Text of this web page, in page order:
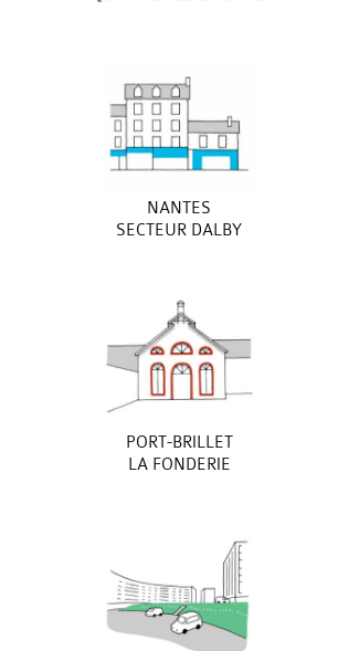
NANTES
SECTEUR DALBY
PORT-BRILLET
LA FONDERIE